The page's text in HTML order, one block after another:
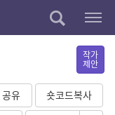
작가
제안
공유
숏코드복사